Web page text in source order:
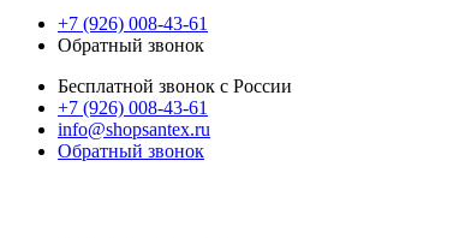
+7 (926) 008-43-61
Обратный звонок
Бесплатной звонок с России
+7 (926) 008-43-61
info@shopsantex.ru
Обратный звонок